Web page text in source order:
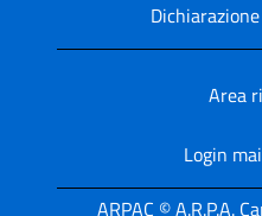
Area
Login
ARPAC © A.R.P.A.